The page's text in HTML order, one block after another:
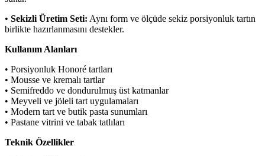
• Sekizli Üretim Seti: Aynı form ve ölçüde sekiz porsiyonluk tartın
birlikte hazırlanmasını destekler.
Kullanım Alanları
• Porsiyonluk Honoré tartları
• Mousse ve kremalı tartlar
• Semifreddo ve dondurulmuş üst katmanlar
• Meyveli ve jöleli tart uygulamaları
• Modern tart ve butik pasta sunumları
• Pastane vitrini ve tabak tatlıları
Teknik Özellikler